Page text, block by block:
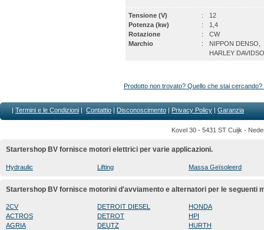
Tensione (V) :
12
Potenza (kw)
:
1,4
Rotazione
:
CW
Marchio
:
NIPPON DENSO,
HARLEY
Prodotto non trovato? Quello che stai
| Termini e le Condizioni | Contattio | Disconoscimento | Privacy Policy | Garanzia
Kovel 30 - 5431 ST Cuijk -
Startershop BV fornisce motori elettrici per varie applicazioni.
Hydraulic Lifting Massa Geïsoleerd
Startershop BV fornisce motorini d'avviamento e alternatori per le seguenti
2CV
ACTROS
AGRIA
DETROIT DIESEL
DETROT
DEUTZ
HONDA
HPI
HURTH